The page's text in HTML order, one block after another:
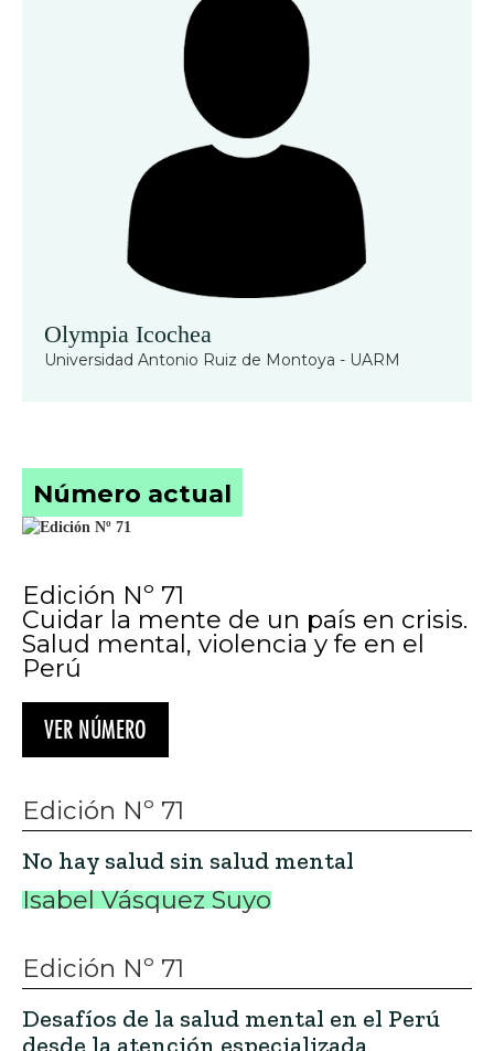
Olympia Icochea
Universidad Antonio Ruiz de Montoya - UARM
Número actual
Edición Nº 71
Cuidar la mente de un país en crisis.
Salud mental, violencia y fe en el
Perú
VER NÚMERO
Edición Nº 71
No hay salud sin salud mental
Isabel Vásquez Suyo
Edición Nº 71
Desafíos de la salud mental en el Perú
desde la atención especializada